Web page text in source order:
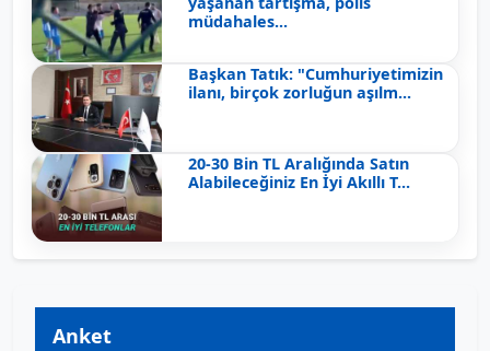
müdahales...
Başkan Tatık: "Cumhuriyetimizin
ilanı, birçok zorluğun aşılm...
20-30 Bin TL Aralığında Satın
Alabileceğiniz En İyi Akıllı T...
Anket